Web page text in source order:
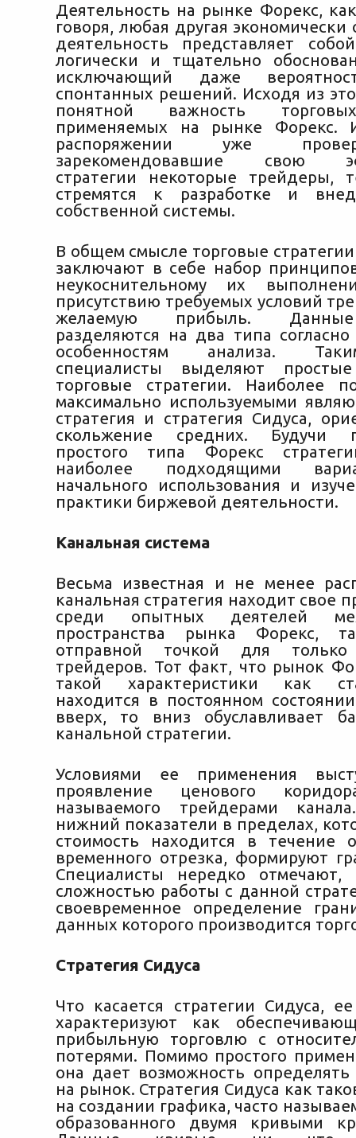
Деятельность на рынке Форекс,
говоря, любая другая экономически
деятельность представляет
логически и тщательно
исключающий даже
спонтанных решений. Исходя из
понятной важность
применяемых на рынке Форекс.
распоряжении уже
зарекомендовавшие свою
стратегии некоторые трейдеры,
стремятся к разработке и
собственной системы.
В общем смысле торговые
заключают в себе набор
неукоснительному их
присутствию требуемых условий
желаемую прибыль. Данные
разделяются на два типа
особенностям анализа.
специалисты выделяют
торговые стратегии. Наиболее
максимально используемыми
стратегия и стратегия Сидуса,
скольжение средних. Будучи
простого типа Форекс
наиболее подходящими
начального использования и
практики биржевой деятельности.
Канальная система
Весьма известная и не менее
канальная стратегия находит свое
среди опытных деятелей
пространства рынка Форекс,
отправной точкой для
трейдеров. Тот факт, что рынок
такой характеристики как
находится в постоянном
вверх, то вниз обуславливает
канальной стратегии.
Условиями ее применения
проявление ценового
называемого трейдерами
нижний показатели в пределах,
стоимость находится в течение
временного отрезка, формируют
Специалисты нередко отмечают,
сложностью работы с данной
своевременное определение
данных которого производится
Стратегия Сидуса
Что касается стратегии Сидуса,
характеризуют как
прибыльную торговлю с
потерями. Помимо простого
она дает возможность
на рынок. Стратегия Сидуса как
на создании графика, часто
образованного двумя кривыми